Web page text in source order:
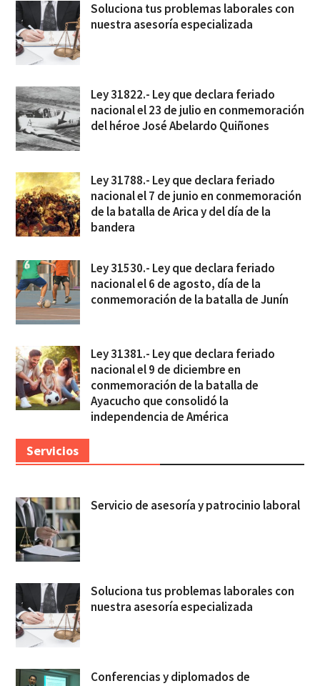
Soluciona tus problemas laborales con
nuestra asesoría especializada
Ley 31822.- Ley que declara feriado
nacional el 23 de julio en conmemoración
del héroe José Abelardo Quiñones
Ley 31788.- Ley que declara feriado
nacional el 7 de junio en conmemoración
de la batalla de Arica y del día de la
bandera
Ley 31530.- Ley que declara feriado
nacional el 6 de agosto, día de la
conmemoración de la batalla de Junín
Ley 31381.- Ley que declara feriado
nacional el 9 de diciembre en
conmemoración de la batalla de
Ayacucho que consolidó la
independencia de América
Servicios
Servicio de asesoría y patrocinio laboral
Soluciona tus problemas laborales con
nuestra asesoría especializada
Conferencias y diplomados de